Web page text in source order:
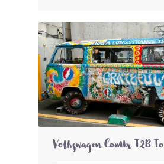
Volkswagen Combi T2B To